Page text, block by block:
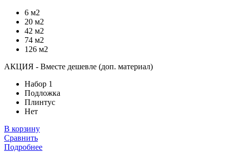
6 м2
20 м2
42 м2
74 м2
126 м2
АКЦИЯ - Вместе дешевле (доп. материал)
Набор 1
Подложка
Плинтус
Нет
В корзину
Сравнить
Подробнее